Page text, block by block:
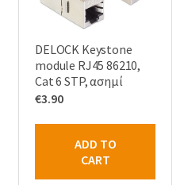
DELOCK Keystone
module RJ45 86210,
Cat 6 STP, ασημί
€3.90
ADD TO
CART